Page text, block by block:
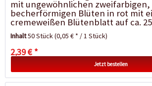
mit ungewöhnlichen zweifarbigen,
becherförmigen Blüten in rot mit
cremeweißen Blütenblatt auf ca.
Pflanzen. Die Sorte blüht...
Inhalt50 Stück(0,05 € * / 1 Stück)
2,39 € *
Jetzt bestellen